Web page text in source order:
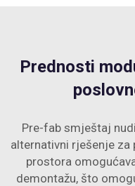
Prednosti
Pre-fab smještaj
alternativni rješenje
prostora
demontažu, što